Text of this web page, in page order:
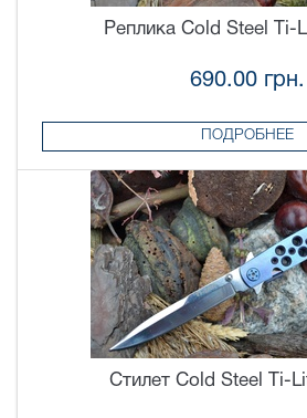
Реплика Cold Steel Ti-
690.00 грн.
ПОДРОБНЕЕ
Стилет Cold Steel Ti-